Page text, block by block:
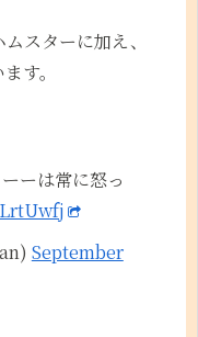
スターに加え、
す。
ーは常に怒っ
September